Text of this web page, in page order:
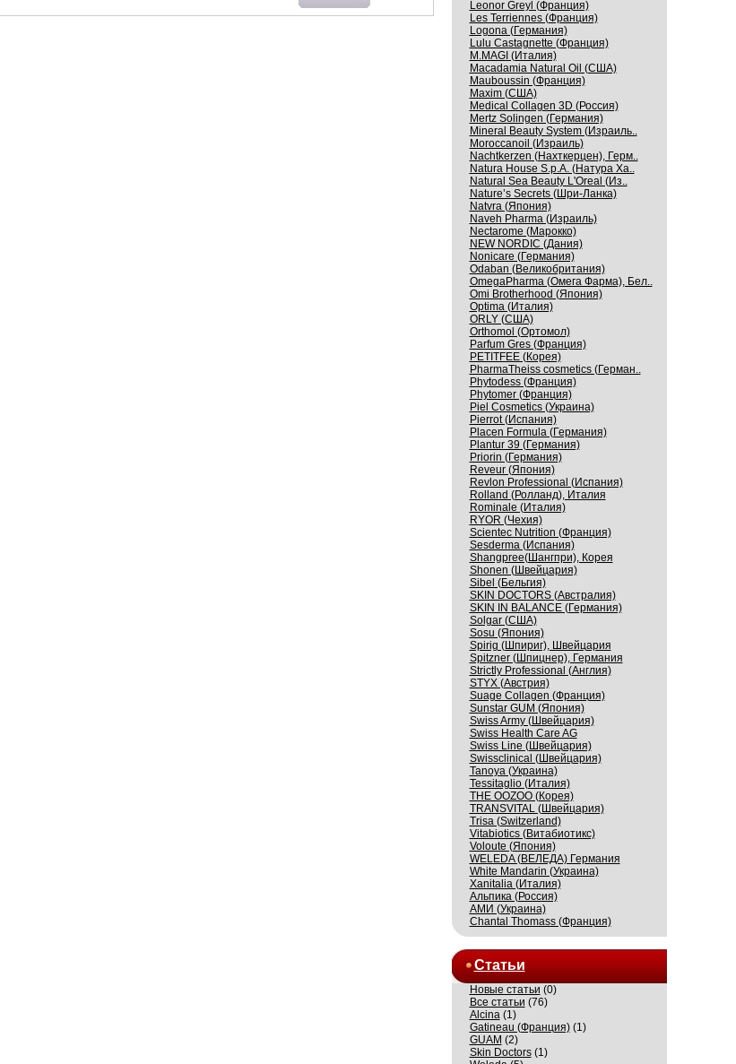
Leonor Greyl (Франция)
Les Terriennes (Франция)
Logona (Германия)
Lulu Castagnette (Франция)
M.MAGI (Италия)
Macadamia Natural Oil (США)
Mauboussin (Франция)
Maxim (США)
Medical Collagen 3D (Россия)
Mertz Solingen (Германия)
Mineral Beauty System (Израиль..
Moroccanoil (Израиль)
Nachtkerzen (Нахткерцен), Герм..
Natura House S.p.A. (Натура Ха..
Natural Sea Beauty L'Oreal (Из..
Nature’s Secrets (Шри-Ланка)
Natvra (Япония)
Naveh Pharma (Израиль)
Nectarome (Марокко)
NEW NORDIC (Дания)
Nonicare (Германия)
Odaban (Великобритания)
OmegaPharma (Омега Фарма), Бел..
Omi Brotherhood (Япония)
Optima (Италия)
ORLY (США)
Orthomol (Ортомол)
Parfum Gres (Франция)
PETITFEE (Корея)
PharmaTheiss cosmetics (Герман..
Phytodess (Франция)
Phytomer (Франция)
Piel Cosmetics (Украина)
Pierrot (Испания)
Placen Formula (Германия)
Plantur 39 (Германия)
Priorin (Германия)
Reveur (Япония)
Revlon Professional (Испания)
Rolland (Ролланд), Италия
Rominale (Италия)
RYOR (Чехия)
Scientec Nutrition (Франция)
Sesderma (Испания)
Shangpree(Шангпри), Корея
Shonen (Швейцария)
Sibel (Бельгия)
SKIN DOCTORS (Австралия)
SKIN IN BALANCE (Германия)
Solgar (США)
Sosu (Япония)
Spirig (Шпириг), Швейцария
Spitzner (Шпицнер), Германия
Strictly Professional (Англия)
STYX (Австрия)
Suage Collagen (Франция)
Sunstar GUM (Япония)
Swiss Army (Швейцария)
Swiss Health Care AG
Swiss Line (Швейцария)
Swissсlinical (Швейцария)
Tanoya (Украина)
Tessitaglio (Италия)
THE OOZOO (Корея)
TRANSVITAL (Швейцария)
Trisa (Switzerland)
Vitabiotics (Витабиотикс)
Voloute (Япония)
WELEDA (ВЕЛЕДА) Германия
White Mandarin (Украина)
Xanitalia (Италия)
Альпика (Россия)
АМИ (Украина)
Сhantal Thomass (Франция)
Статьи
Новые статьи (0)
Все статьи (76)
Alcina(1)
Gatineau (Франция)(1)
GUAM (2)
Skin Doctors(1)